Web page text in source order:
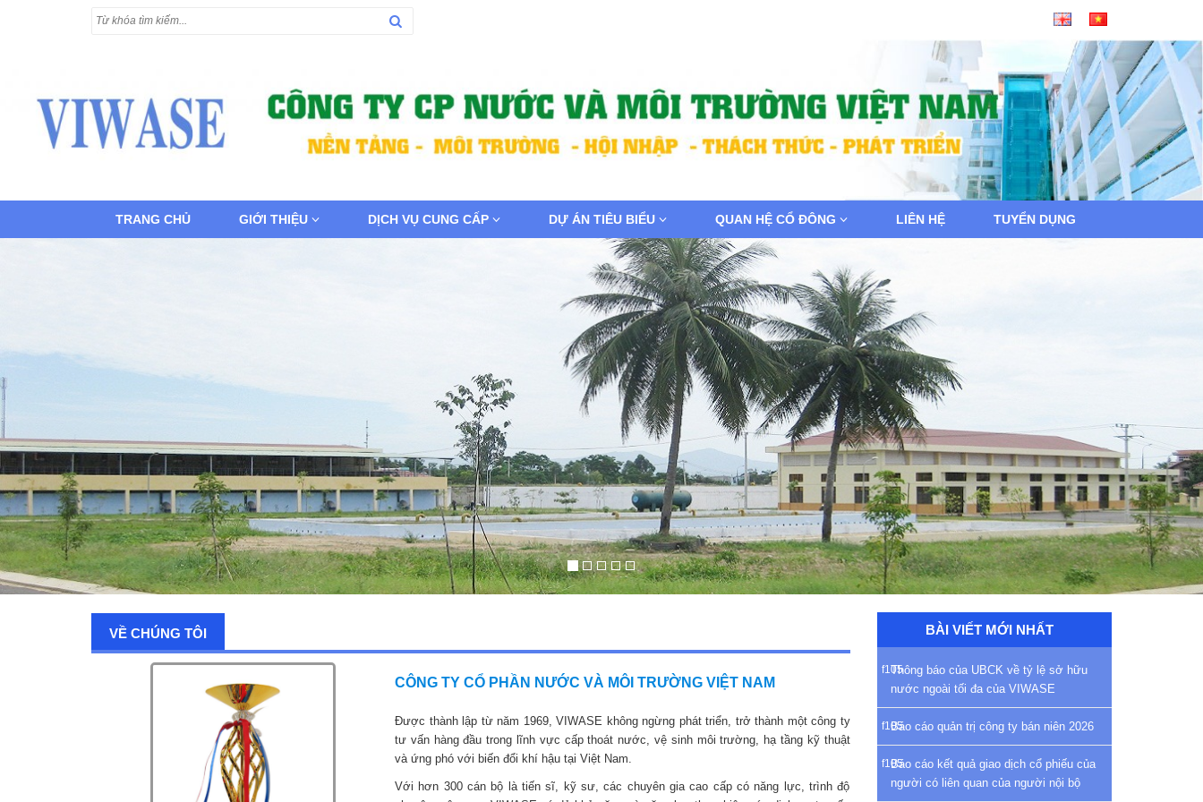
TRANG CHỦ GIỚI THIỆU DỊCH VỤ CUNG CẤP DỰ ÁN TIÊU BIỂU QUAN HỆ CỔ ĐÔNG LIÊN HỆ TUYỂN DỤNG
VỀ CHÚNG TÔI
CÔNG TY CỔ PHẦN NƯỚC VÀ MÔI TRƯỜNG VIỆT NAM
Được thành lập từ năm 1969, VIWASE không ngừng phát triển, trở thành một công ty
tư vấn hàng đầu trong lĩnh vực cấp thoát nước, vệ sinh môi trường, hạ tầng kỹ thuật
và ứng phó với biến đổi khí hậu tại Việt Nam.
Với hơn 300 cán bộ là tiến sĩ, kỹ sư, các chuyên gia cao cấp có năng lực, trình độ
BÀI VIẾT MỚI NHẤT
Thông báo của UBCK về tỷ lệ sở hữu
nước ngoài tối đa của VIWASE
Báo cáo quản trị công ty bán niên 2026
Báo cáo kết quả giao dịch cổ phiếu của
người có liên quan của người nội bộ